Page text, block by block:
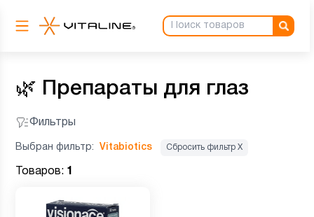
🌿 Препараты для глаз
Фильтры
Выбран фильтр: Vitabiotics Сбросить фильтр Х
Товаров: 1